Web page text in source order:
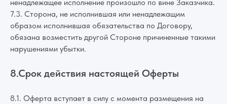
ненадлежащее исполнение произошло по вине Заказчика.
7.3. Сторона, не исполнившая или ненадлежащим
образом исполнившая обязательства по Договору,
обязана возместить другой Стороне причиненные такими
нарушениями убытки.
8.Срок действия настоящей Оферты
8.1. Оферта вступает в силу с момента размещения на